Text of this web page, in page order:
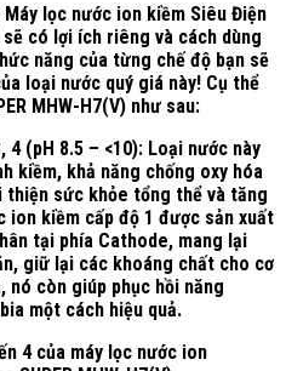
lọc nước ion kiềm Siêu Điện
sẽ có lợi ích riêng và cách dùng
năng của từng chế độ bạn sẽ
loại nước quý giá này! Cụ thể
MHW-H7(V) như sau:
4 (pH 8.5 – <10): Loại nước này
kiềm, khả năng chống oxy hóa
sức khỏe tổng thể và tăng
ion kiềm cấp độ 1 được sản xuất
tại phía Cathode, mang lại
giữ lại các khoáng chất cho cơ
còn giúp phục hồi năng
bia một cách hiệu quả.